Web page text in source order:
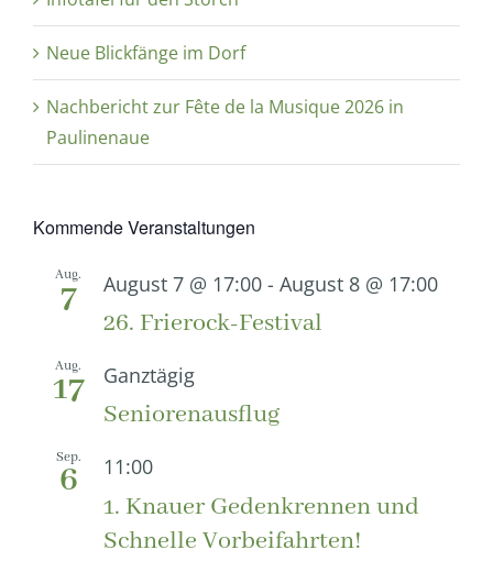
Neue Blickfänge im Dorf
Nachbericht zur Fête de la Musique 2026 in
Paulinenaue
Kommende Veranstaltungen
Aug.
7 August 7 @ 17:00 - August 8 @ 17:00
26. Frierock-Festival
Aug.
17 Ganztägig
Seniorenausflug
Sep.
6 11:00
1. Knauer Gedenkrennen und
Schnelle Vorbeifahrten!